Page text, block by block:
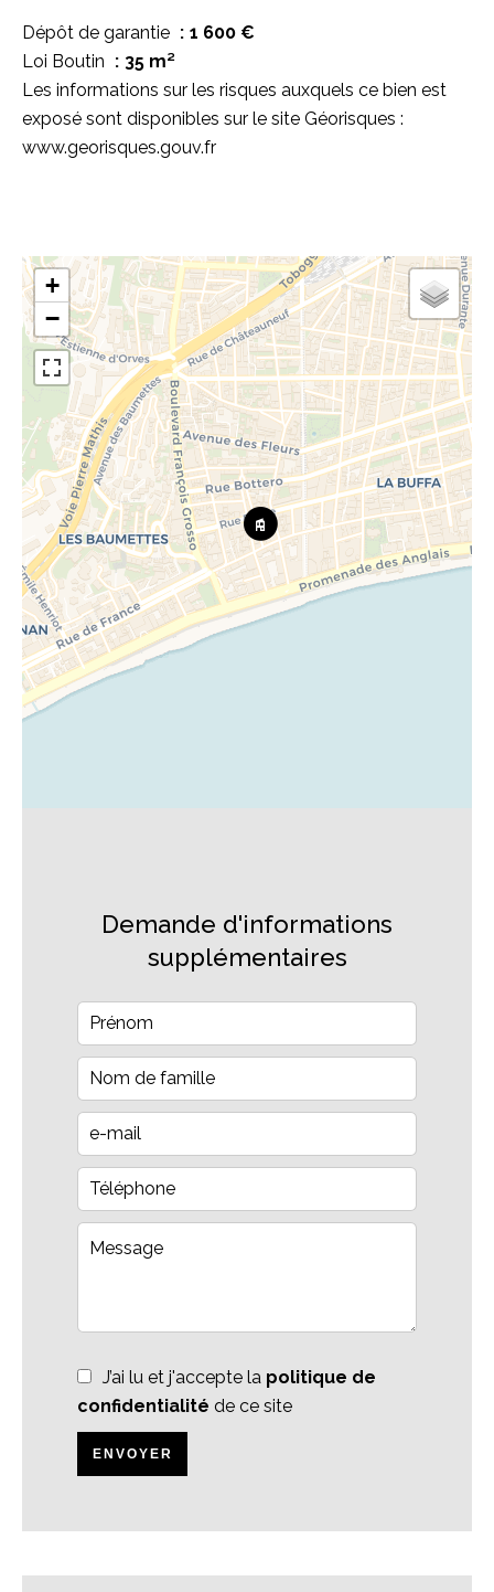
Dépôt de garantie
1 600 €
Loi Boutin
35 m²
Les informations sur les risques auxquels ce bien est
exposé sont disponibles sur le site Géorisques :
www.georisques.gouv.fr
+
−
Demande d'informations
supplémentaires
J’ai lu et j'accepte la politique de
confidentialité de ce site
ENVOYER